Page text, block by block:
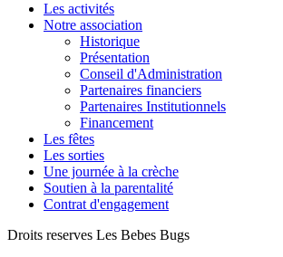
Les activités
Notre association
Historique
Présentation
Conseil d'Administration
Partenaires financiers
Partenaires Institutionnels
Financement
Les fêtes
Les sorties
Une journée à la crèche
Soutien à la parentalité
Contrat d'engagement
Droits reserves Les Bebes Bugs